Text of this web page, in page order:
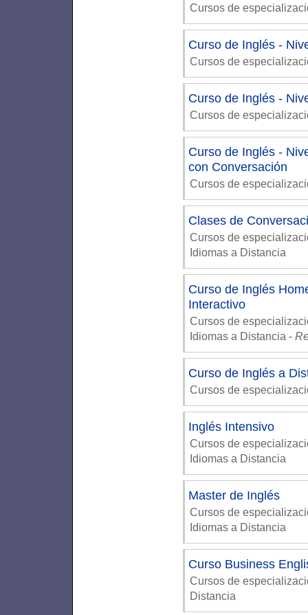
Cursos de
Curso de Inglés -
Cursos de
Curso de Inglés -
Cursos de
Curso de Inglés -
con Conversación
Cursos de
Clases de
Cursos de
Idiomas a Distancia
Curso de Inglés
Interactivo
Cursos de
Idiomas a Distancia -
Curso de Inglés a
Cursos de
Inglés Intensivo
Cursos de
Idiomas a Distancia
Master de Inglés
Cursos de
Idiomas a Distancia
Curso Business
Cursos de
Distancia